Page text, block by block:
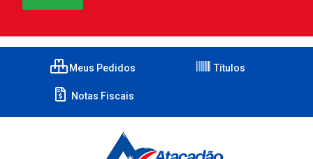
Meus Pedidos Títulos
Notas Fiscais